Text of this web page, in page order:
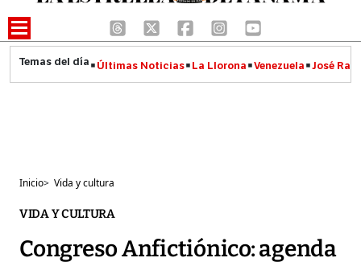
Últimas Noticias La Llorona Venezuela José
Inicio> Vida y cultura
VIDA Y CULTURA
Congreso Anfictiónico: agenda